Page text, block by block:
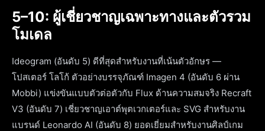
5–10: ผู้เชี่ยวชาญเฉพาะทางและตัวรวม
โมเดล
Ideogram (อันดับ 5) ดีที่สุดสำหรับงานที่เน้นตัวอักษร —
โปสเตอร์ โลโก้ ตัวอย่างบรรจุภัณฑ์ Imagen 4 (อันดับ 6 ผ่าน
Mobbi) แข่งขันแบบตัวต่อตัวกับ Flux ด้านความสมจริง Recraft
V3 (อันดับ 7) เชี่ยวชาญเอาต์พุตเวกเตอร์และ SVG สำหรับงาน
แบรนด์ Leonardo AI (อันดับ 8) ยอดเยี่ยมสำหรับงานศิลป์เกม